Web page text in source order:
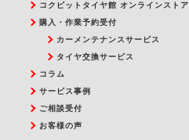
コクピットタイヤ館 オンラインストア
購入・作業予約受付
カーメンテナンスサービス
タイヤ交換サービス
コラム
サービス事例
ご相談受付
お客様の声